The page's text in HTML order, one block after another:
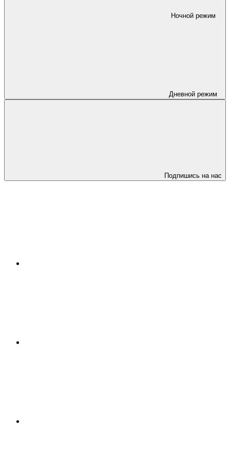
Ночной режим
Дневной режим
Подпишись на нас